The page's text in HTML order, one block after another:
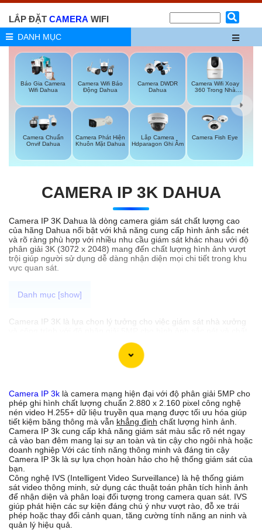
LẮP ĐẶT CAMERA WIFI
DANH MỤC
Báo Gia Camera
Wifi Dahua
Camera Wifi Báo
Động Dahua
Camera DWDR
Dahua
Camera Wifi Xoay
360 Trong Nhà
Camera Chuẩn
Onvif Dahua
Camera Phát Hiện
Khuôn Mặt Dahua
Lắp Camera
Hdparagon Ghi Âm
Camera Fish Eye
CAMERA IP 3K DAHUA
Camera IP 3K Dahua là dòng camera giám sát chất lượng cao
của hãng Dahua nổi bật với khả năng cung cấp hình ảnh sắc nét
và rõ ràng phù hợp với nhiều nhu cầu giám sát khác nhau với độ
phân giải 3K (3072 x 2048) mang đến chất lượng hình ảnh vượt
trội giúp người sử dụng dễ dàng nhận diện mọi chi tiết trong khu
vực quan sát.
Camera IP 3K là lựa chọn lý tưởng cho việc giám sát nhà xưởng
lượng cao. Với khả năng truyền dữ liệu qua mạng bạn có thể dễ
dàng theo dõi qua điện thoại di động hoặc máy tính từ xa mọi lúc,
mọi nơi. Đây là giải pháp an toàn và tiện lợi để bảo vệ tài sản và
giám sát hoạt động trong nhà xưởng và công trình.
'
Camera IP 3k là camera mạng hiện đại với độ phân giải 5MP cho
phép ghi hình chất lượng chuẩn 2.880 x 2.160 pixel công nghệ
nén video H.255+ dữ liệu truyền qua mạng được tối ưu hóa giúp
tiết kiệm băng thông mà vẫn khẳng định chất lượng hình ảnh.
Camera IP 3k cung cấp khả năng giám sát màu sắc rõ nét ngay
cả vào ban đêm mang lại sự an toàn và tin cậy cho ngôi nhà hoặc
doanh nghiệp Với các tính năng thông minh và đáng tin cậy
Camera IP 3k là sự lựa chọn hoàn hảo cho hệ thống giám sát của
bạn.
Công nghệ IVS (Intelligent Video Surveillance) là hệ thống giám
sát video thông minh, sử dụng các thuật toán phân tích hình ảnh
để nhận diện và phân loại đối tượng trong camera quan sát. IVS
giúp phát hiện các sự kiện đáng chú ý như vượt rào, đỗ xe trái
phép hoặc thay đổi cảnh quan, tăng cường tính năng an ninh và
quản lý hiệu quả.